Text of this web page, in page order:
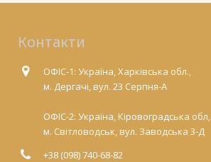
Контакти
ОФІС-1: Україна, Харківська обл.,
м. Дергачі, вул. 23 Серпня-А
ОФІС-2: Україна, Кіровоградська обл,
м. Світловодськ, вул. Заводська 3-Д
+38 (098) 740-68-82